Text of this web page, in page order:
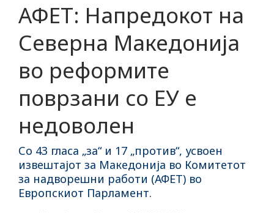
АФЕТ: Напредокот на
Северна Македонија
во реформите
поврзани со ЕУ е
недоволен
Со 43 гласа „за“ и 17 „против“, усвоен
извештајот за Македонија во Комитетот
за надворешни работи (АФЕТ) во
Европскиот Парламент.